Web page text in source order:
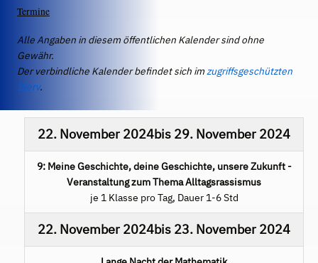
Termine
Alle Angaben in diesem öffentlichen Kalender sind ohne
Gewähr.
Der verbindliche Kalender befindet sich imzugriffsgeschützten
IServ.
22. November 2024bis 29. November 2024
9: Meine Geschichte, deine Geschichte, unsere Zukunft -
Veranstaltung zum Thema Alltagsrassismus
je 1 Klasse pro Tag, Dauer 1-6 Std
22. November 2024bis 23. November 2024